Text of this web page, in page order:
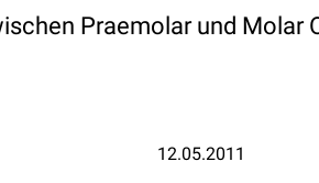
Praemolar und Molar
12.05.2011